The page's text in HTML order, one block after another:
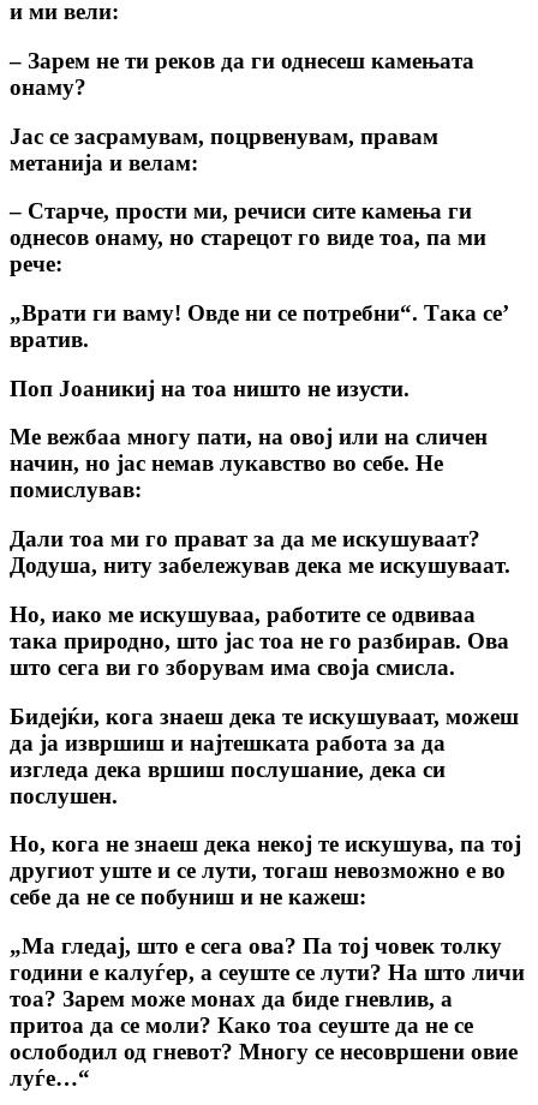
и ми вели:
– Зарем не ти реков да ги однесеш камењата
онаму?
Јас се засрамувам, поцрвенувам, правам
метанија и велам:
– Старче, прости ми, речиси сите камења ги
однесов онаму, но старецот го виде тоа, па ми
рече:
„Врати ги ваму! Овде ни се потребни“. Така се’
вратив.
Поп Јоаникиј на тоа ништо не изусти.
Ме вежбаа многу пати, на овој или на сличен
начин, но јас немав лукавство во себе. Не
помислував:
Дали тоа ми го прават за да ме искушуваат?
Додуша, ниту забележував дека ме искушуваат.
Но, иако ме искушуваа, работите се одвиваа
така природно, што јас тоа не го разбирав. Ова
што сега ви го зборувам има своја смисла.
Бидејќи, кога знаеш дека те искушуваат, можеш
да ја извршиш и најтешката работа за да
изгледа дека вршиш послушание, дека си
послушен.
Но, кога не знаеш дека некој те искушува, па тој
другиот уште и се лути, тогаш невозможно е во
себе да не се побуниш и не кажеш:
„Ма гледај, што е сега ова? Па тој човек толку
години е калуѓер, а сеуште се лути? На што личи
тоа? Зарем може монах да биде гневлив, а
притоа да се моли? Како тоа сеуште да не се
ослободил од гневот? Многу се несовршени овие
луѓе…“